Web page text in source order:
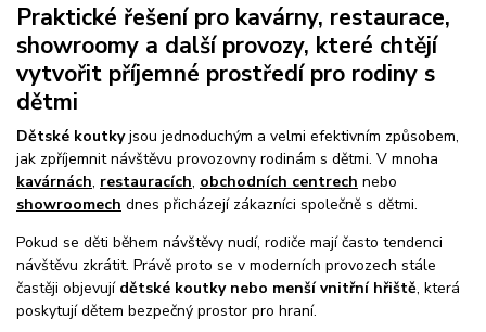
Praktické řešení pro kavárny, restaurace,
showroomy a další provozy, které chtějí
vytvořit příjemné prostředí pro rodiny s
dětmi
Dětské koutkyjsou jednoduchým a velmi efektivním způsobem,
jak zpříjemnit návštěvu provozovny rodinám s dětmi. V mnoha
kavárnách, restauracích, obchodních centrech nebo
showroomech dnes přicházejí zákazníci společně s dětmi.
Pokud se děti během návštěvy nudí, rodiče mají často tendenci
návštěvu zkrátit. Právě proto se v moderních provozech stále
častěji objevují dětské koutky nebo menší vnitřní hřiště, která
poskytují dětem bezpečný prostor pro hraní.